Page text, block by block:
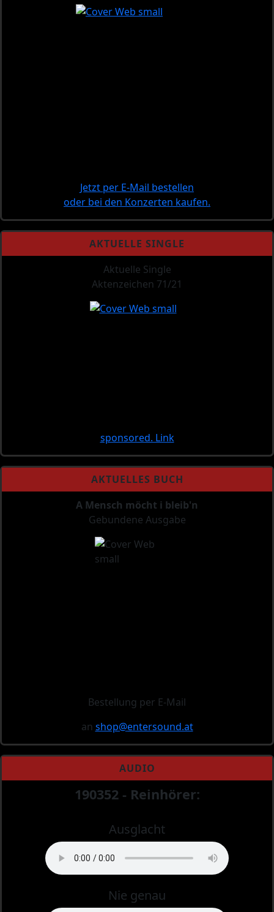
Jetzt per E-Mail bestellen
oder bei den Konzerten kaufen.
AKTUELLE SINGLE
Aktuelle Single
Aktenzeichen 71/21
sponsored. Link
AKTUELLES BUCH
A Mensch möcht i bleib'n
Gebundene Ausgabe
Bestellung per E-Mail
an shop@entersound.at
AUDIO
190352 - Reinhörer:
Ausglacht
Nie genau